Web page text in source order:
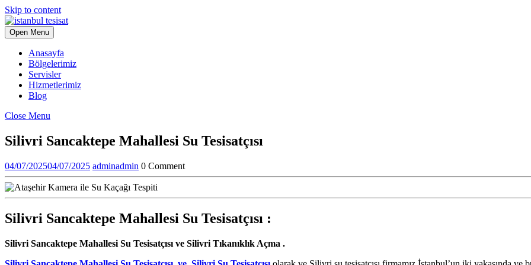
Skip to content
Open Menu
Anasayfa
Bölgelerimiz
Servisler
Hizmetlerimiz
Blog
Close Menu
Silivri Sancaktepe Mahallesi Su Tesisatçısı
04/07/202504/07/2025 adminadmin 0 Comment
Silivri Sancaktepe Mahallesi Su Tesisatçısı :
Silivri Sancaktepe Mahallesi Su Tesisatçısı ve Silivri Tıkanıklık Açma .